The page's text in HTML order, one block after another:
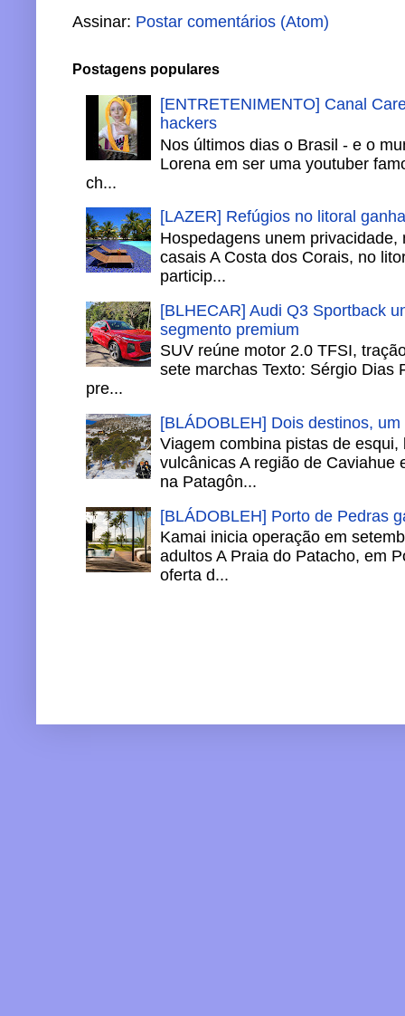
Assinar: Postar comentários (Atom)
Postagens populares
[ENTRETENIMENTO] Canal
hackers
Nos últimos dias o Brasil - e o
Lorena em ser uma youtuber
ch...
[LAZER] Refúgios no litoral
Hospedagens unem
casais A Costa dos Corais, no
particip...
[BLHECAR] Audi Q3 Sportback
segmento premium
SUV reúne motor 2.0 TFSI,
sete marchas Texto: Sérgio Dias
pre...
[BLÁDOBLEH] Dois destinos,
Viagem combina pistas de
vulcânicas A região de Caviahue
na Patagôn...
[BLÁDOBLEH] Porto de Pedras
Kamai inicia operação em
adultos A Praia do Patacho, em
oferta d...